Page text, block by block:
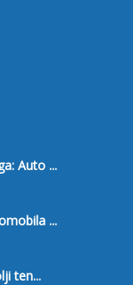
Auto ...
...
ten...